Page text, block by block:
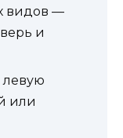
видов —
и
левую
или